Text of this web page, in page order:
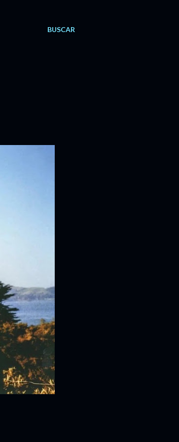
BUSCAR